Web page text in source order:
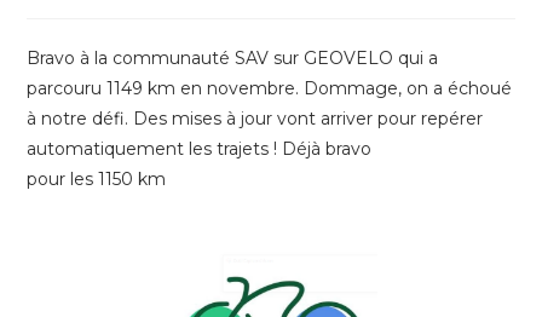
Bravo à la communauté SAV sur GEOVELO qui a
parcouru 1149 km en novembre. Dommage, on a échoué
à notre défi. Des mises à jour vont arriver pour repérer
automatiquement les trajets ! Déjà bravo
pour les 1150 km